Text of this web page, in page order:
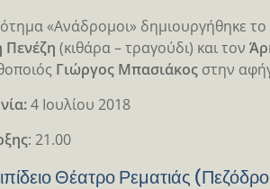
«Ανάδρομοι» δημιουργήθηκε
Πενέζη (κιθάρα – τραγούδι) και τον
Γιώργος Μπασιάκοςστην
4 Ιουλίου 2018
: 21.00
Θέατρο Ρεματιάς